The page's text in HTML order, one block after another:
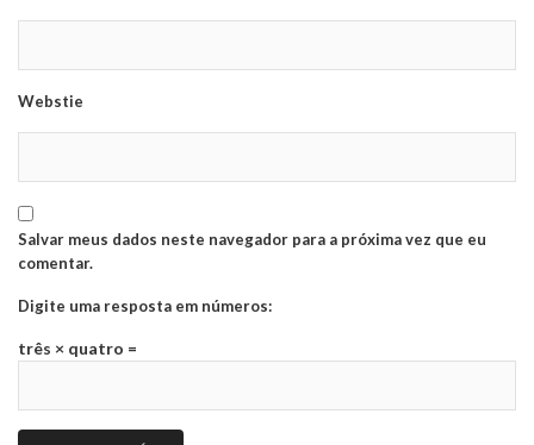
Webstie
Salvar meus dados neste navegador para a próxima vez que eu
comentar.
Digite uma resposta em números:
três × quatro =